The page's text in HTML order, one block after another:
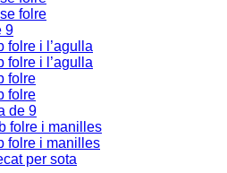
folre
9
folre i l’agulla
folre i l’agulla
folre
folre
de 9
folre i manilles
folre i manilles
per sota